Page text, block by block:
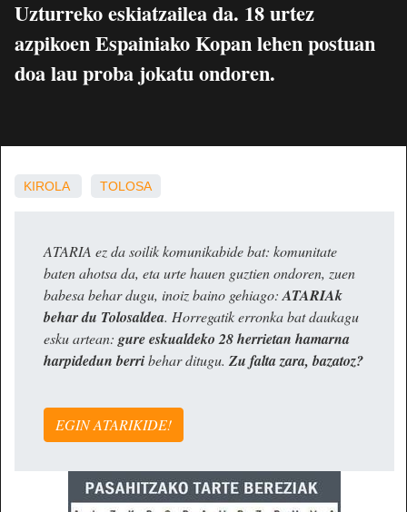
Uzturreko eskiatzailea da. 18 urtez
azpikoen Espainiako Kopan lehen postuan
doa lau proba jokatu ondoren.
KIROLA TOLOSA
ATARIA ez da soilik komunikabide bat: komunitate
baten ahotsa da, eta urte hauen guztien ondoren, zuen
babesa behar dugu, inoiz baino gehiago: ATARIAk
behar du Tolosaldea. Horregatik erronka bat daukagu
esku artean: gure eskualdeko 28 herrietan hamarna
harpidedun berribehar ditugu. Zu falta zara, bazatoz?
EGIN ATARIKIDE!